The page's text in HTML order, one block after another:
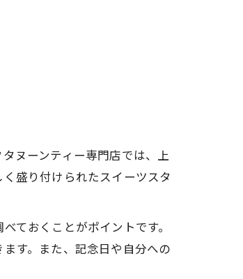
ヌーンティー専門店では、上
盛り付けられたスイーツスタ
ておくことがポイントです。
す。また、記念日や自分への